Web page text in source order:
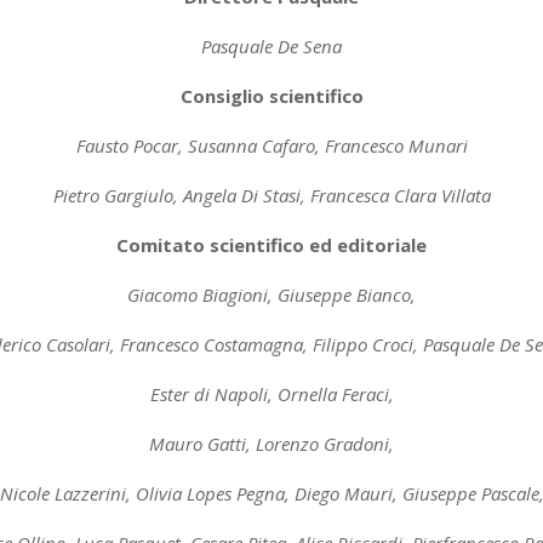
Pasquale De Sena
Consiglio scientifico
Fausto Pocar, Susanna Cafaro, Francesco Munari
Pietro Gargiulo, Angela Di Stasi, Francesca Clara Villata
Comitato scientifico ed editoriale
Giacomo Biagioni, Giuseppe Bianco,
Casolari, Francesco Costamagna, Filippo Croci, Pasquale De
Ester di Napoli, Ornella Feraci,
Mauro Gatti, Lorenzo Gradoni,
Nicole Lazzerini, Olivia Lopes Pegna, Diego Mauri, Giuseppe Pascale,